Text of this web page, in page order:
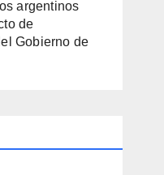
argentinos
de
Gobierno de